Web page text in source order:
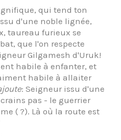
qui tend ton
d'une noble lignée,
taureau furieux se
que l'on respecte
Gilgamesh d'Uruk!
habile à enfanter, et
habile à allaiter
: Seigneur issu d'une
pas - le guerrier
( ?). Là où la route est